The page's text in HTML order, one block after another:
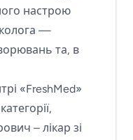
настрою
—
та, в
«FreshMed»
– лікар зі